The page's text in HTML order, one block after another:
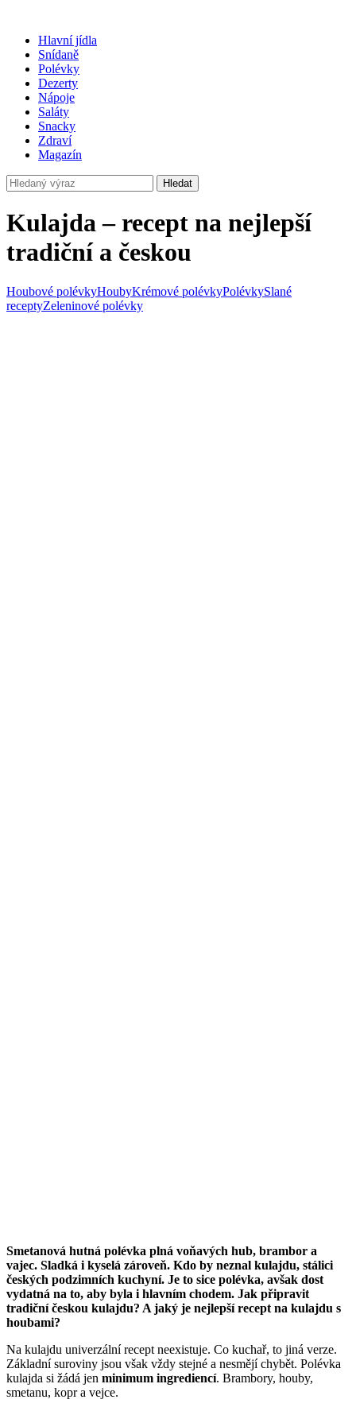
Hlavní jídla
Snídaně
Polévky
Dezerty
Nápoje
Saláty
Snacky
Zdraví
Magazín
Hledat
Kulajda – recept na nejlepší
tradiční a českou
Houbové polévkyHoubyKrémové polévkyPolévkySlané
receptyZeleninové polévky
Smetanová hutná polévka plná voňavých hub, brambor a
vajec. Sladká i kyselá zároveň. Kdo by neznal kulajdu, stálici
českých podzimních kuchyní. Je to sice polévka, avšak dost
vydatná na to, aby byla i hlavním chodem. Jak připravit
tradiční českou kulajdu? A jaký je nejlepší recept na kulajdu s
houbami?
Na kulajdu univerzální recept neexistuje. Co kuchař, to jiná verze.
Základní suroviny jsou však vždy stejné a nesmějí chybět. Polévka
kulajda si žádá jen minimum ingrediencí. Brambory, houby,
smetanu, kopr a vejce.